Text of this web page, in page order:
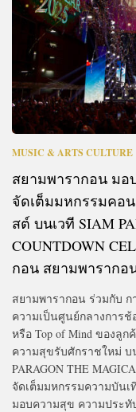
MUSIC & ARTS CULTURE
สยามพารากอน มอ
จัดเต็มมหกรรมคอน
สต์ บนเวที SIAM
COUNTDOWN
กอน สยามพารากอ
สยามพารากอน ร่วมกับ ก
ความเป็นศูนย์กลางการ
หรือ Top of Mind ของลู
ความสุขรับศักราชใหม่ บ
PARAGON THE
จัดเต็มมหกรรมความบัน
มอบความสุข ความประทั